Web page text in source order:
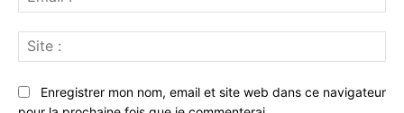
:*
:
Enregistrer mon nom, email et site web dans ce navigateur